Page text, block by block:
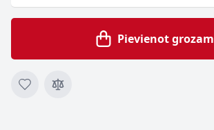
Pievienot grozam